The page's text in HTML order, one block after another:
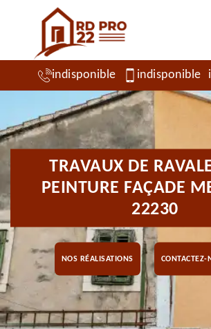
indisponible indisponible
TRAVAUX DE
PEINTURE FAÇADE
22230
NOS RÉALISATIONS CONTACTEZ-